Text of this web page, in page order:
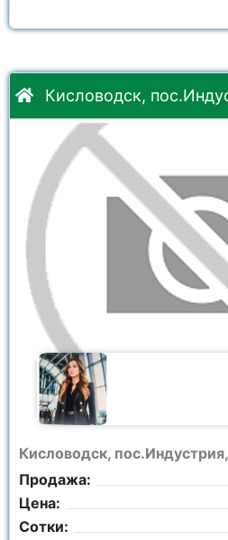
Кисловодск,
Кисловодск, пос.Индустрия,
Продажа:
Цена:
Сотки: